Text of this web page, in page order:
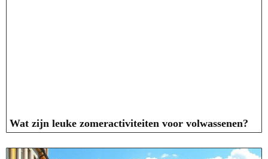
Wat zijn leuke zomeractiviteiten voor volwassenen?